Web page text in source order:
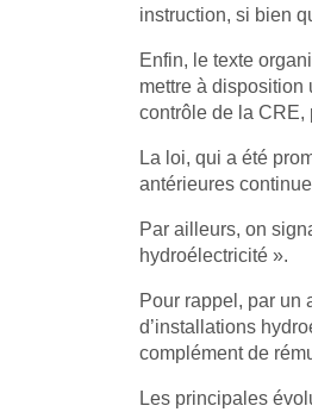
instruction, si bien
Enfin, le texte
mettre à disposition
contrôle de la CRE,
La loi, qui a été
antérieures
Par ailleurs, on
hydroélectricité ».
Pour rappel, par un
d’installations
complément de
Les principales